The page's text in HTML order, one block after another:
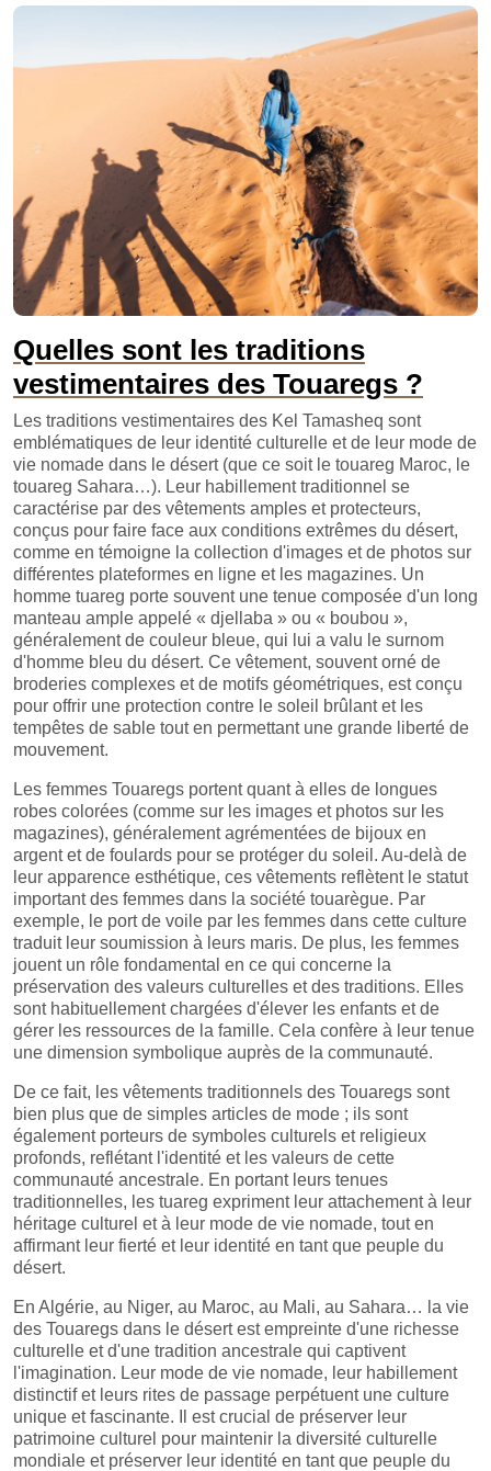
Quelles sont les traditions
vestimentaires des Touaregs ?
Les traditions vestimentaires des Kel Tamasheq sont
emblématiques de leur identité culturelle et de leur mode de
vie nomade dans le désert (que ce soit le touareg Maroc, le
touareg Sahara…). Leur habillement traditionnel se
caractérise par des vêtements amples et protecteurs,
conçus pour faire face aux conditions extrêmes du désert,
comme en témoigne la collection d'images et de photos sur
différentes plateformes en ligne et les magazines. Un
homme tuareg porte souvent une tenue composée d'un long
manteau ample appelé « djellaba » ou « boubou »,
généralement de couleur bleue, qui lui a valu le surnom
d'homme bleu du désert. Ce vêtement, souvent orné de
broderies complexes et de motifs géométriques, est conçu
pour offrir une protection contre le soleil brûlant et les
tempêtes de sable tout en permettant une grande liberté de
mouvement.
Les femmes Touaregs portent quant à elles de longues
robes colorées (comme sur les images et photos sur les
magazines), généralement agrémentées de bijoux en
argent et de foulards pour se protéger du soleil. Au-delà de
leur apparence esthétique, ces vêtements reflètent le statut
important des femmes dans la société touarègue. Par
exemple, le port de voile par les femmes dans cette culture
traduit leur soumission à leurs maris. De plus, les femmes
jouent un rôle fondamental en ce qui concerne la
préservation des valeurs culturelles et des traditions. Elles
sont habituellement chargées d'élever les enfants et de
gérer les ressources de la famille. Cela confère à leur tenue
une dimension symbolique auprès de la communauté.
De ce fait, les vêtements traditionnels des Touaregs sont
bien plus que de simples articles de mode ; ils sont
également porteurs de symboles culturels et religieux
profonds, reflétant l'identité et les valeurs de cette
communauté ancestrale. En portant leurs tenues
traditionnelles, les tuareg expriment leur attachement à leur
héritage culturel et à leur mode de vie nomade, tout en
affirmant leur fierté et leur identité en tant que peuple du
désert.
En Algérie, au Niger, au Maroc, au Mali, au Sahara… la vie
des Touaregs dans le désert est empreinte d'une richesse
culturelle et d'une tradition ancestrale qui captivent
l'imagination. Leur mode de vie nomade, leur habillement
distinctif et leurs rites de passage perpétuent une culture
unique et fascinante. Il est crucial de préserver leur
patrimoine culturel pour maintenir la diversité culturelle
mondiale et préserver leur identité en tant que peuple du